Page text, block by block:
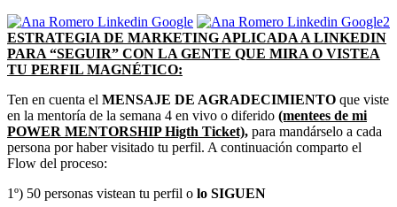
ESTRATEGIA DE MARKETING APLICADA A LINKEDIN
PARA “SEGUIR” CON LA GENTE QUE MIRA O VISTEA
TU PERFIL MAGNÉTICO:
Ten en cuenta el MENSAJE DE AGRADECIMIENTO que viste
en la mentoría de la semana 4 en vivo o diferido (mentees de mi
POWER MENTORSHIP Higth Ticket), para mandárselo a cada
persona por haber visitado tu perfil. A continuación comparto el
Flow del proceso:
1º) 50 personas vistean tu perfil o lo SIGUEN